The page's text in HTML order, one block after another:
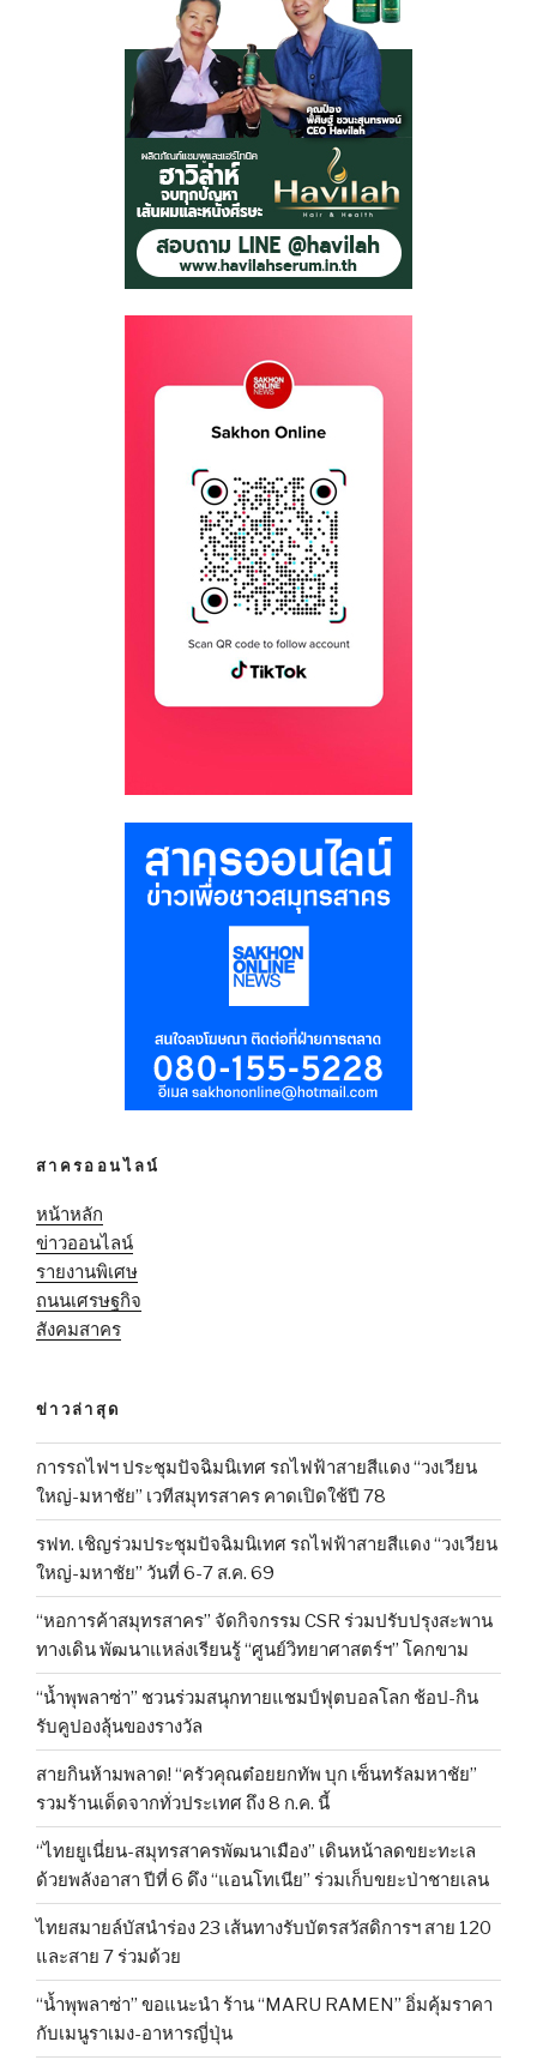
สาครออนไลน์
หน้าหลัก
ข่าวออนไลน์
รายงานพิเศษ
ถนนเศรษฐกิจ
สังคมสาคร
ข่าวล่าสุด
การรถไฟฯ ประชุมปัจฉิมนิเทศ รถไฟฟ้าสายสีแดง “วงเวียน
ใหญ่-มหาชัย” เวทีสมุทรสาคร คาดเปิดใช้ปี 78
รฟท. เชิญร่วมประชุมปัจฉิมนิเทศ รถไฟฟ้าสายสีแดง “วงเวียน
ใหญ่-มหาชัย” วันที่ 6-7 ส.ค. 69
“หอการค้าสมุทรสาคร” จัดกิจกรรม CSR ร่วมปรับปรุงสะพาน
ทางเดิน พัฒนาแหล่งเรียนรู้ “ศูนย์วิทยาศาสตร์ฯ” โคกขาม
“น้ำพุพลาซ่า” ชวนร่วมสนุกทายแชมป์ฟุตบอลโลก ช้อป-กิน
รับคูปองลุ้นของรางวัล
สายกินห้ามพลาด! “ครัวคุณต๋อยยกทัพ บุก เซ็นทรัลมหาชัย”
รวมร้านเด็ดจากทั่วประเทศ ถึง 8 ก.ค. นี้
“ไทยยูเนี่ยน-สมุทรสาครพัฒนาเมือง” เดินหน้าลดขยะทะเล
ด้วยพลังอาสา ปีที่ 6 ดึง “แอนโทเนีย” ร่วมเก็บขยะป่าชายเลน
ไทยสมายล์บัสนำร่อง 23 เส้นทางรับบัตรสวัสดิการฯ สาย 120
และสาย 7 ร่วมด้วย
“น้ำพุพลาซ่า” ขอแนะนำ ร้าน “MARU RAMEN” อิ่มคุ้มราคา
กับเมนูราเมง-อาหารญี่ปุ่น